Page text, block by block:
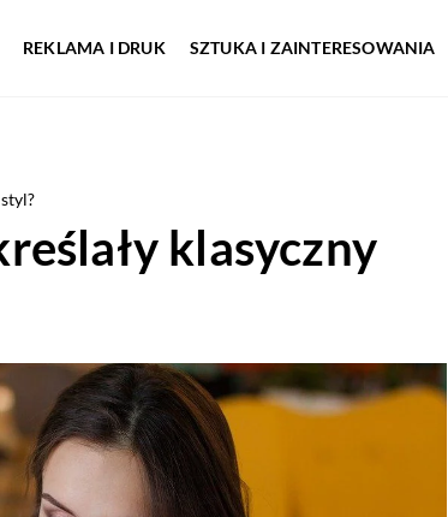
REKLAMA I DRUK SZTUKA I ZAINTERESOWANIA
klasyczny